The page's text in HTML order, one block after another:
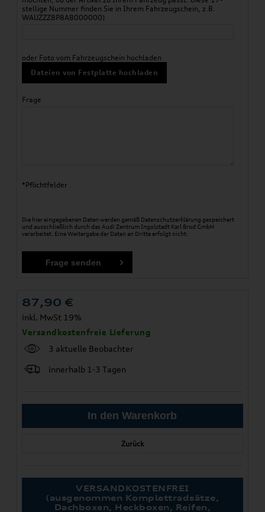
stellige Nummer finden Sie in Ihrem Fahrzeugschein, z.B.
WAUZZZ8P8AB000000)
oder Foto vom Fahrzeugschein hochladen
Dateien von Festplatte hochladen
Frage
*Pflichtfelder
Die hier eingegebenen Daten werden gemäß Datenschutzerklärung gespeichert
und ausschließlich durch das Audi Zentrum Ingolstadt Karl Brod GmbH
verarbeitet. Eine Weitergabe der Daten an Dritte erfolgt nicht.
87,90 €
inkl. MwSt 19%
Versandkostenfreie Lieferung
3 aktuelle Beobachter
innerhalb 1-3 Tagen
Zurück
VERSANDKOSTENFREI
(ausgenommen Komplettradsätze,
Dachboxen, Heckboxen, Reifen,